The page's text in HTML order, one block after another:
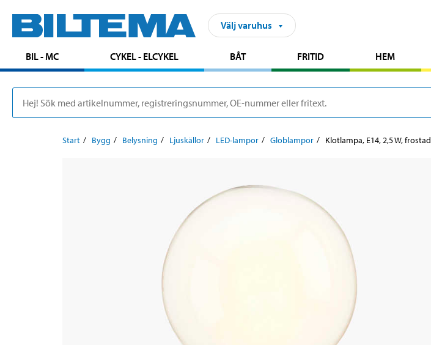
Välj varuhus
BIL - MC CYKEL - ELCYKEL BÅT FRITID HEM
Start Bygg Belysning Ljuskällor LED-lampor Globlampor Klotlampa, E14, 2,5 W, frostad